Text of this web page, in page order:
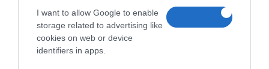
I want to allow Google to enable
storage related to advertising like
cookies on web or device
identifiers in apps.
játszani, akkor mindenképpen egy játékokra megfelelően optimalizált
készülékre van szükségünk.
A tíz legjobb okostelefon 5 col alatt